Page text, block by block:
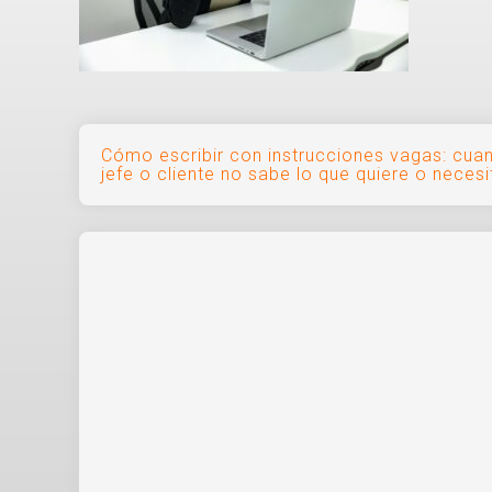
Navegación
de
entradas
Cómo escribir con instrucciones vagas:
jefe o cliente no sabe lo que quiere o